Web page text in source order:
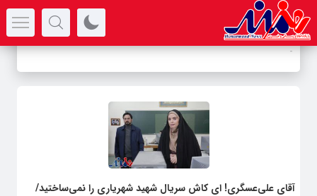
-
آقای علی‌عسگری! ای کاش سریال شهید شهریاری را نمی‌ساختید/